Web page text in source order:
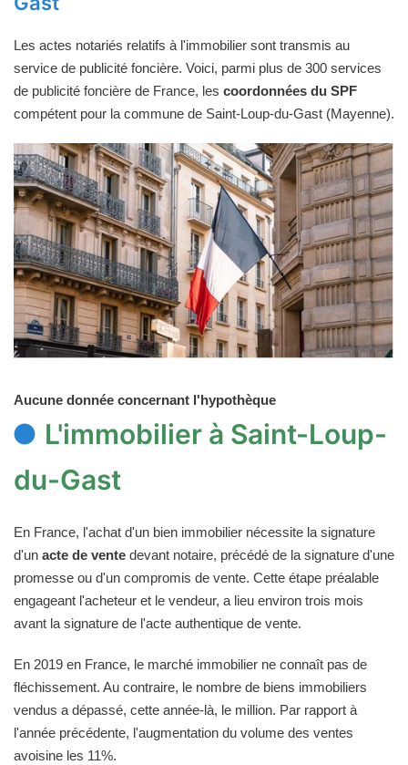
Les actes notariés relatifs à l'immobilier sont transmis au
service de publicité foncière. Voici, parmi plus de 300 services
de publicité foncière de France, les coordonnées du SPF
compétent pour la commune de Saint-Loup-du-Gast (Mayenne).
Aucune donnée concernant l'hypothèque
L'immobilier à Saint-Loup-
du-Gast
En France, l'achat d'un bien immobilier nécessite la signature
d'un acte de vente devant notaire, précédé de la signature d'une
promesse ou d'un compromis de vente. Cette étape préalable
engageant l'acheteur et le vendeur, a lieu environ trois mois
avant la signature de l'acte authentique de vente.
En 2019 en France, le marché immobilier ne connaît pas de
fléchissement. Au contraire, le nombre de biens immobiliers
vendus a dépassé, cette année-là, le million. Par rapport à
l'année précédente, l'augmentation du volume des ventes
avoisine les 11%.